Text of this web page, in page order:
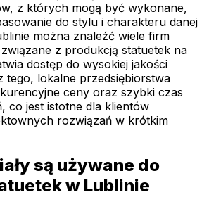
z których mogą być wykonane,
do stylu i charakteru danej
można znaleźć wiele firm
z produkcją statuetek na
dostęp do wysokiej jakości
tego, lokalne przedsiębiorstwa
ceny oraz szybki czas
co jest istotne dla klientów
rozwiązań w krótkim
są używane do
w Lublinie